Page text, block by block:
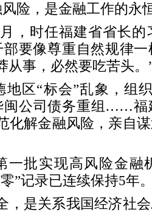
险，是金融工作的永
，时任福建省省长
部要像尊重自然规律
从事，必然要吃苦头。
地区“标会”乱象，组
闽公司债务重组……福
化解金融风险，亲自
一批实现高风险金融
”记录已连续保持5年
，是关系我国经济社